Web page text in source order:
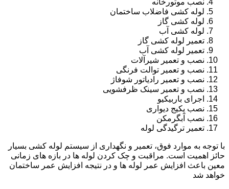
لوله کشی فاضلاب ساختمان
لوله کشی گاز
لوله کشی آب
تعمیر لوله کشی گاز
تعمیر لوله کشی آب
نصب و تعمیر شیرآلات
نصب و تعمیر توالت فرنگی
نصب و تعمیر رادیاتور شوفاژ
نصب و تعمیر سینک ظرفشویی
اجرای باربیکیو
نصب پکیج دیواری
نصب آبگرمکن
تعمیر ترگیدگی لوله
با توجه به موارد فوق، تعمیر و نگهداری از سیستم لوله کشی بسیار
حائز اهمیت است. مراقبت و چک کردن لوله ها در بازه های زمانی
معین باعث افزایش عمر لوله ها و در نتیجه افزایش عمر ساختمان
خواهد شد